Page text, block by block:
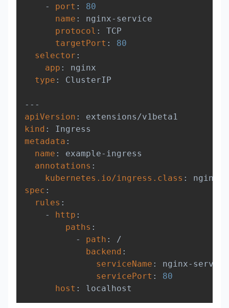
-
port :
80
name : nginx- service
protocol :
TCP
targetPort :
80
selector :
app :
nginx
type : ClusterIP
---
apiVersion :
kind :
metadata :
name : example- ingress
annotations :
kubernetes.io/ingress.class :
spec :
rules :
-
http :
paths :
-
path :
/
backend :
serviceName : nginx- service
servicePort :
80
host :